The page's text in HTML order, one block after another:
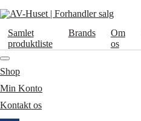
Samlet
produktliste
Brands
Om
os
Shop
Min Konto
Kontakt os